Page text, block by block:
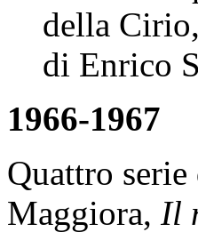
della
di Enrico
1966-1967
Quattro
Maggiora, Il